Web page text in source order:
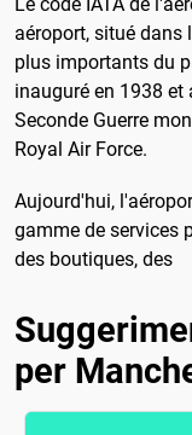
aéroport, situé dans
plus importants du
inauguré en 1938
Seconde Guerre
Royal Air Force.
Aujourd'hui,
gamme de services
des boutiques, des
per